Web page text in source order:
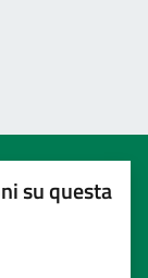
su questa